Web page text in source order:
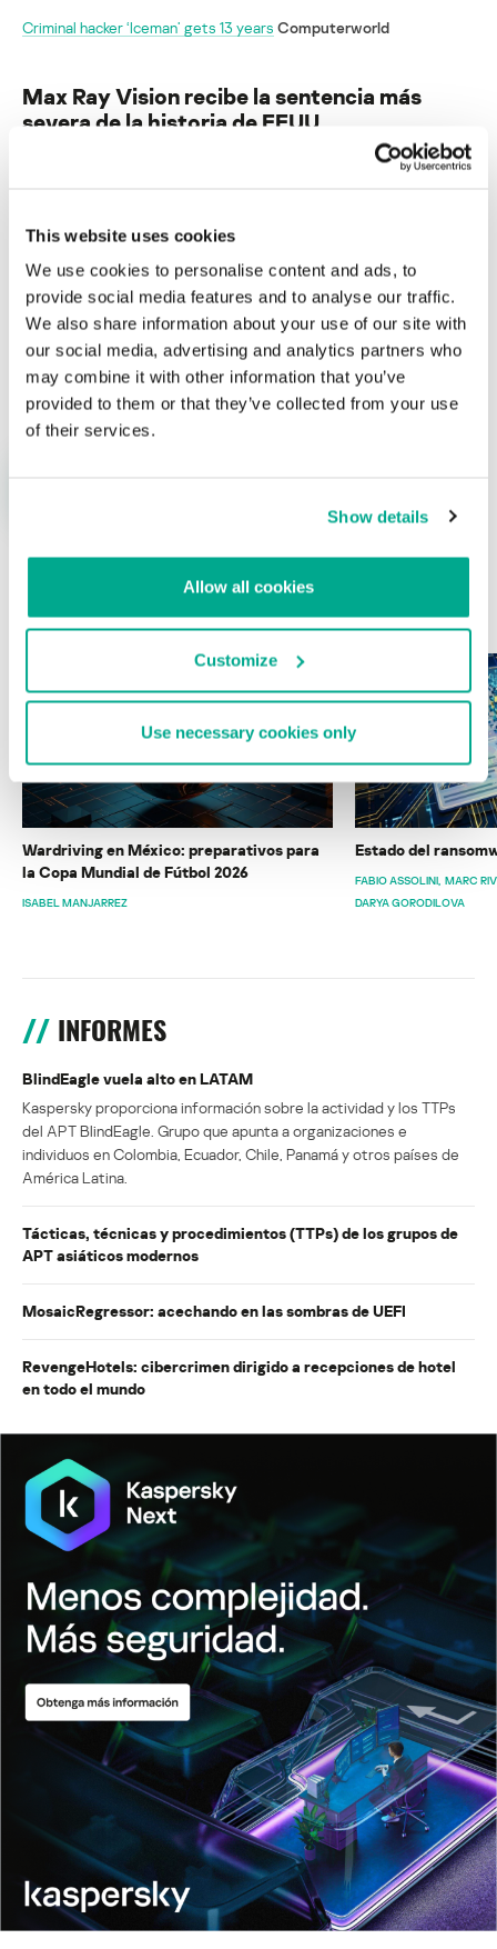
This website uses cookies
We use cookies to personalise content and ads, to
provide social media features and to analyse our traffic.
We also share information about your use of our site with
our social media, advertising and analytics partners who
may combine it with other information that you’ve
provided to them or that they’ve collected from your use
of their services.
Show details
Allow all cookies
Customize
Use necessary cookies only
Criminal hacker ‘Iceman’ gets 13 years Computerworld
Max Ray Vision recibe la sentencia más
severa de la historia de EEUU
Su dirección de correo electrónico no será publicada. Los
Correo electrónico
ÚLTIMAS PUBLICACIONES
Wardriving en México: preparativos para
la Copa Mundial de Fútbol 2026
ISABEL MANJARREZ
Estado del
FABIO ASSOLINI MARC
DARYA GORODILOVA
INFORMES
BlindEagle vuela alto en LATAM
Kaspersky proporciona información sobre la actividad y los TTPs
del APT BlindEagle. Grupo que apunta a organizaciones e
individuos en Colombia, Ecuador, Chile, Panamá y otros países de
América Latina.
Tácticas, técnicas y procedimientos (TTPs) de los grupos de
APT asiáticos modernos
MosaicRegressor: acechando en las sombras de UEFI
RevengeHotels: cibercrimen dirigido a recepciones de hotel
en todo el mundo